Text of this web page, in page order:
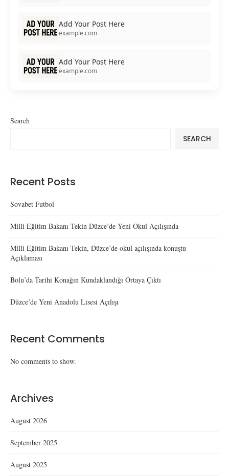
Add Your Post Here
example.com
Add Your Post Here
example.com
Search
SEARCH
Recent Posts
Sovabet Futbol
Milli Eğitim Bakanı Tekin Düzce’de Yeni Okul Açılışında
Milli Eğitim Bakanı Tekin, Düzce’de okul açılışında konuştu
Açıklaması
Bolu’da Tarihi Konağın Kundaklandığı Ortaya Çıktı
Düzce’de Yeni Anadolu Lisesi Açılışı
Recent Comments
No comments to show.
Archives
August 2026
September 2025
August 2025